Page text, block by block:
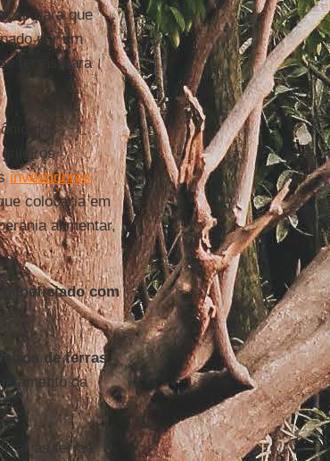
para que
por um
terras para
dos
investidores
colocaria em
alimentar,
com
de terras ,
da
as terras